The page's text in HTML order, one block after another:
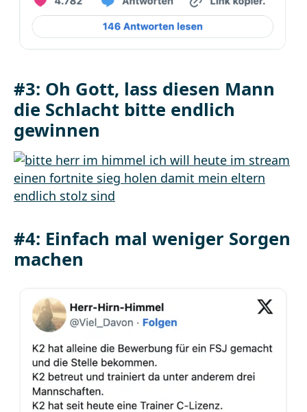
#3: Oh Gott, lass diesen Mann
die Schlacht bitte endlich
gewinnen
#4: Einfach mal weniger Sorgen
machen